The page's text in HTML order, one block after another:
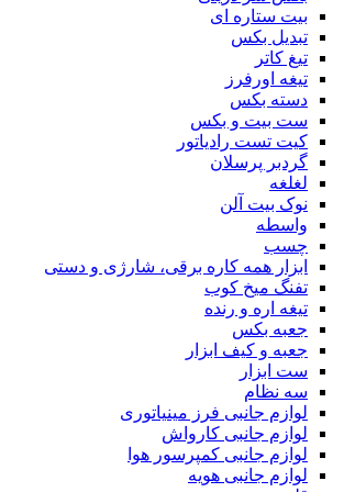
بیت ستاره ای
تبدیل بکس
تیغ کاتر
تیغه اورفرز
دسته بکس
ست بیت و بکس
کیت تست رادیاتور
گردبر پرسلان
لغلغه
نوک بیت آلن
واسطه
چسب
ابزار همه کاره برقی، شارژی و دستی
تفنگ میخ کوب
تیغه اره و رنده
جعبه بکس
جعبه و کیف ابزار
ست ابزار
سه نظام
لوازم جانبی فرز مینیاتوری
لوازم جانبی کارواش
لوازم جانبی کمپرسور هوا
لوازم جانبی هویه